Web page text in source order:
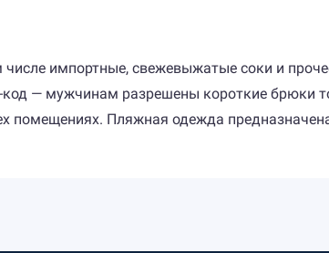
числе импортные, свежевыжатые соки и
код — мужчинам разрешены короткие брюки
помещениях. Пляжная одежда